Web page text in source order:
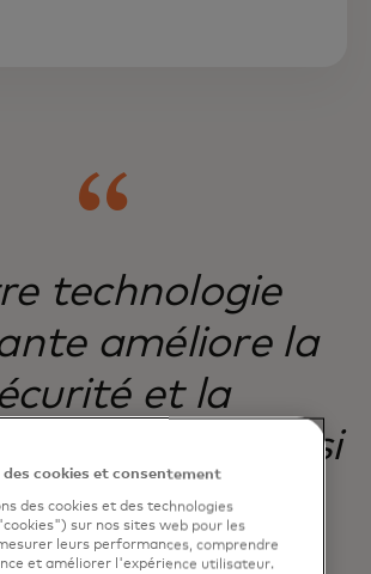
technologie
améliore la
et la
créant ainsi
écosystème
plus
cookies et consentement
des cookies et des technologies
sur nos sites web pour les
leurs performances, comprendre
et améliorer l'expérience utilisateur.